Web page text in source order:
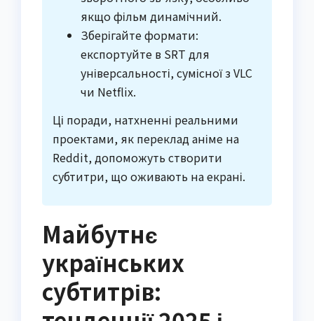
якщо фільм динамічний.
Зберігайте формати:
експортуйте в SRT для
універсальності, сумісної з VLC
чи Netflix.
Ці поради, натхненні реальними
проектами, як переклад аніме на
Reddit, допоможуть створити
субтитри, що оживають на екрані.
Майбутнє
українських
субтитрів: